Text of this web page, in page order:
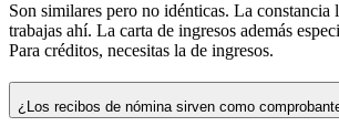
Son similares pero no idénticas. La constancia
trabajas ahí. La carta de ingresos además
Para créditos, necesitas la de ingresos.
¿Los recibos de nómina sirven como